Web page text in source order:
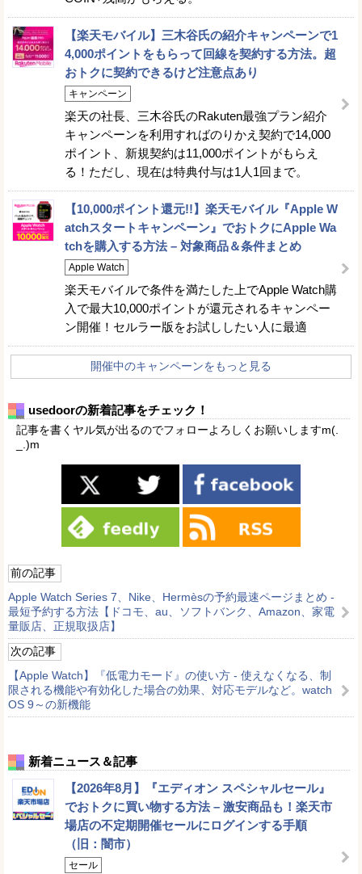
【楽天モバイル】三木谷氏の紹介キャンペーンで1
4,000ポイントをもらって回線を契約する方法。超
おトクに契約できるけど注意点あり
キャンペーン
楽天の社長、三木谷氏のRakuten最強プラン紹介
キャンペーンを利用すればのりかえ契約で14,000
ポイント、新規契約は11,000ポイントがもらえ
る！ただし、現在は特典付与は1人1回まで。
【10,000ポイント還元!!】楽天モバイル『Apple W
atchスタートキャンペーン』でおトクにApple Wa
tchを購入する方法 – 対象商品＆条件まとめ
Apple Watch
楽天モバイルで条件を満たした上でApple Watch購
入で最大10,000ポイントが還元されるキャンペー
ン開催！セルラー版をお試ししたい人に最適
開催中のキャンペーンをもっと見る
usedoorの新着記事をチェック！
記事を書くヤル気が出るのでフォローよろしくお願いしますm(.
_.)m
前の記事
Apple Watch Series 7、Nike、Hermèsの予約最速ページまとめ -
最短予約する方法【ドコモ、au、ソフトバンク、Amazon、家電
量販店、正規取扱店】
次の記事
【Apple Watch】『低電力モード』の使い方 - 使えなくなる、制
限される機能や有効化した場合の効果、対応モデルなど。watch
OS 9～の新機能
新着ニュース＆記事
【2026年8月】『エディオン スペシャルセール』
でおトクに買い物する方法 – 激安商品も！楽天市
場店の不定期開催セールにログインする手順
（旧：闇市）
セール